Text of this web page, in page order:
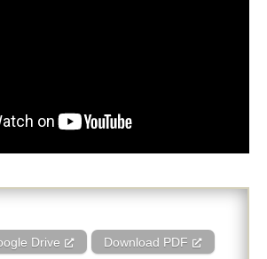
Drive Download PDF